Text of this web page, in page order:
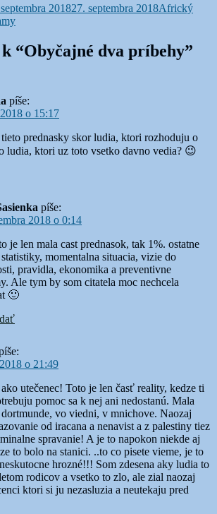
201827. septembra 2018Africký
“Obyčajné dva príbehy”
píše:
o 15:17
prednasky skor ludia, ktori rozhoduju o
ludia, ktori uz toto vsetko davno vedia? 😉
píše:
2018 o 0:14
je len mala cast prednasok, tak 1%. ostatne
momentalna situacia, vizie do
pravidla, ekonomika a preventivne
Ale tym by som citatela moc nechcela
🙂
o 21:49
utečenec! Toto je len časť reality, kedze ti
pomoc sa k nej ani nedostanú. Mala
vo viedni, v mnichove. Naozaj
od iracana a nenavist a z palestiny tiez
spravanie! A je to napokon niekde aj
to bolo na stanici. ..to co pisete vieme, je to
hrozné!!! Som zdesena aky ludia to
rodicov a vsetko to zlo, ale zial naozaj
ktori si ju nezasluzia a neutekaju pred